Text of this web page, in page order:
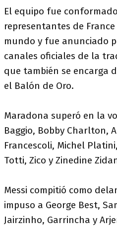
El equipo fue
representantes de
mundo y fue anunciado
canales oficiales de la
que también se encarga
el Balón de Oro.
Maradona superó en la
Baggio, Bobby Charlton,
Francescoli, Michel
Totti, Zico y Zinedine
Messi compitió como
impuso a George Best,
Jairzinho, Garrincha y